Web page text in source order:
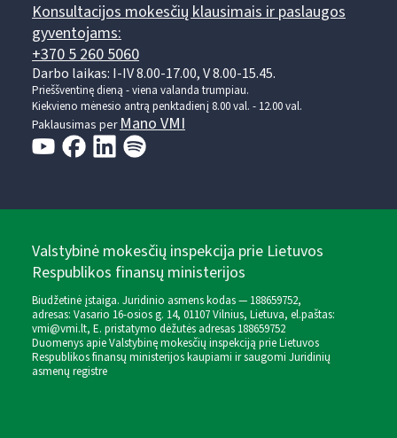
Konsultacijos mokesčių klausimais ir paslaugos
gyventojams:
+370 5 260 5060
Darbo laikas: I-IV 8.00-17.00, V 8.00-15.45.
Prieššventinę dieną - viena valanda trumpiau.
Kiekvieno mėnesio antrą penktadienį 8.00 val. - 12.00 val.
Paklausimas perMano VMI
Valstybinė mokesčių inspekcija prie Lietuvos
Respublikos finansų ministerijos
Biudžetinė įstaiga. Juridinio asmens kodas — 188659752,
adresas: Vasario 16-osios g. 14, 01107 Vilnius, Lietuva, el.paštas:
vmi@vmi.lt, E. pristatymo dėžutės adresas 188659752
Duomenys apie Valstybinę mokesčių inspekciją prie Lietuvos
Respublikos finansų ministerijos kaupiami ir saugomi Juridinių
asmenų registre